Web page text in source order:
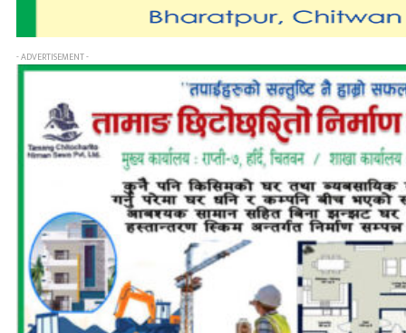
- ADVERTISEMENT -